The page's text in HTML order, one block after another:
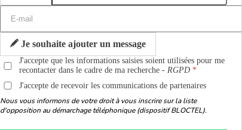
Je souhaite ajouter un message
J'accepte que les informations saisies soient utilisées pour me
recontacter dans le cadre de ma recherche -RGPD
J'accepte de recevoir les communications de partenaires
Nous vous informons de votre droit à vous inscrire sur la liste
d'opposition au démarchage téléphonique (dispositif BLOCTEL).